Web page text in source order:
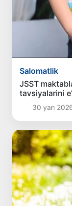
Salomatlik
JSST
tavsiyalarini
30 yan